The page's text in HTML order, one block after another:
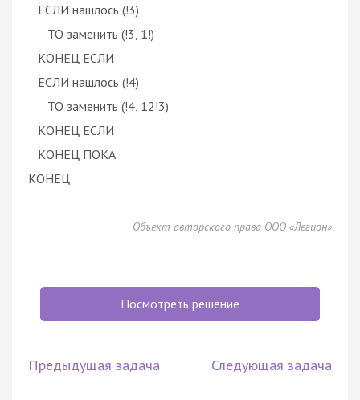
ЕСЛИ нашлось (!3)
ТО заменить (!3, 1!)
КОНЕЦ ЕСЛИ
ЕСЛИ нашлось (!4)
ТО заменить (!4, 12!3)
КОНЕЦ ЕСЛИ
КОНЕЦ ПОКА
КОНЕЦ
Объект авторского права ООО «Легион»
Посмотреть решение
Предыдущая задача Следующая задача